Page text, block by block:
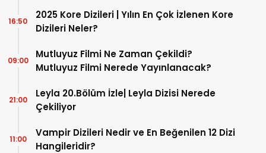
2025 Kore Dizileri | Yılın En Çok İzlenen Kore
Dizileri Neler?
16:50
Mutluyuz Filmi Ne Zaman Çekildi?
Mutluyuz Filmi Nerede Yayınlanacak?
09:00
Leyla 20.Bölüm İzle| Leyla Dizisi Nerede
Çekiliyor
21:00
Vampir Dizileri Nedir ve En Beğenilen 12 Dizi
Hangileridir?
11:00